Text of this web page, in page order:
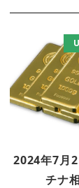
2024年7月
チナ